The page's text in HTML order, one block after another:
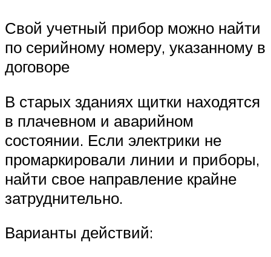
Свой учетный прибор можно найти
по серийному номеру, указанному в
договоре
В старых зданиях щитки находятся
в плачевном и аварийном
состоянии. Если электрики не
промаркировали линии и приборы,
найти свое направление крайне
затруднительно.
Варианты действий: